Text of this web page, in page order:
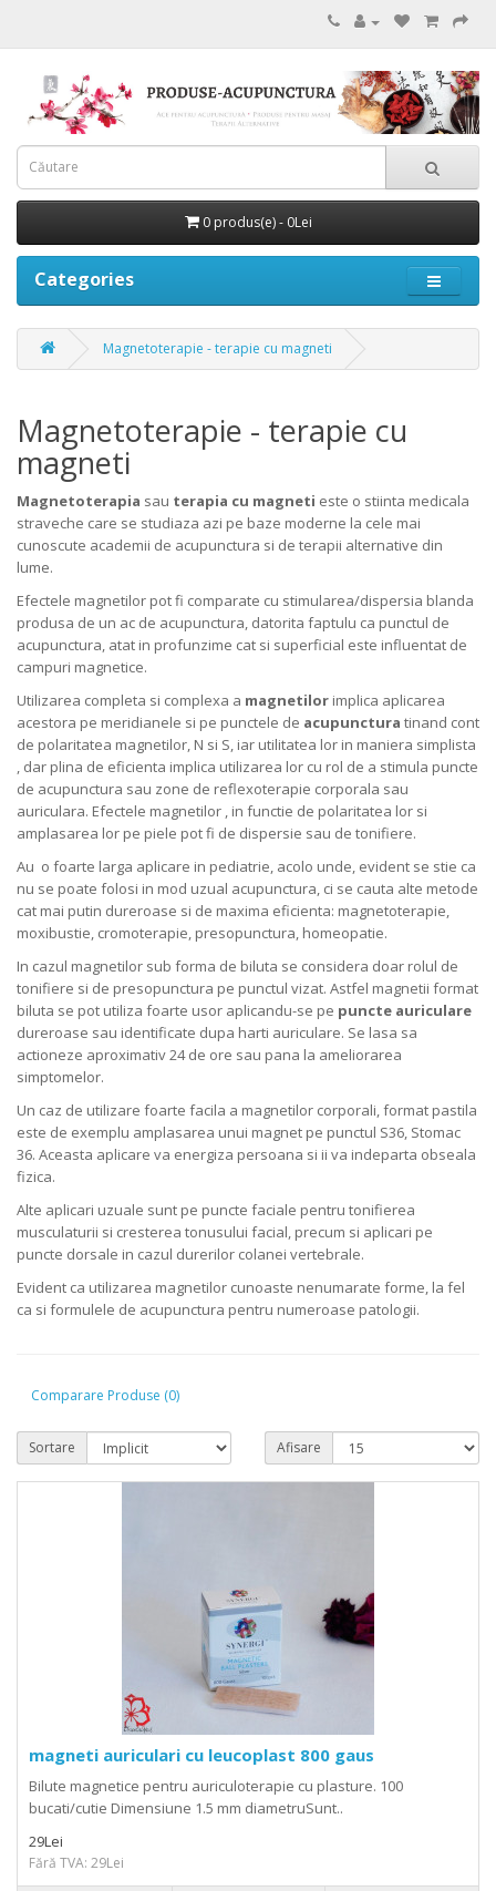
0 produs(e) - 0Lei
Categories
Magnetoterapie - terapie cu magneti
Magnetoterapie - terapie cu
magneti
Magnetoterapia sau terapia cu magneti este o stiinta medicala
straveche care se studiaza azi pe baze moderne la cele mai
cunoscute academii de acupunctura si de terapii alternative din
lume.
Efectele magnetilor pot fi comparate cu stimularea/dispersia blanda
produsa de un ac de acupunctura, datorita faptulu ca punctul de
acupunctura, atat in profunzime cat si superficial este influentat de
campuri magnetice.
Utilizarea completa si complexa a magnetilor implica aplicarea
acestora pe meridianele si pe punctele de acupunctura tinand cont
de polaritatea magnetilor, N si S, iar utilitatea lor in maniera simplista
, dar plina de eficienta implica utilizarea lor cu rol de a stimula puncte
de acupunctura sau zone de reflexoterapie corporala sau
auriculara. Efectele magnetilor , in functie de polaritatea lor si
amplasarea lor pe piele pot fi de dispersie sau de tonifiere.
Au o foarte larga aplicare in pediatrie, acolo unde, evident se stie ca
nu se poate folosi in mod uzual acupunctura, ci se cauta alte metode
cat mai putin dureroase si de maxima eficienta: magnetoterapie,
moxibustie, cromoterapie, presopunctura, homeopatie.
In cazul magnetilor sub forma de biluta se considera doar rolul de
tonifiere si de presopunctura pe punctul vizat. Astfel magnetii format
biluta se pot utiliza foarte usor aplicandu-se pe puncte auriculare
dureroase sau identificate dupa harti auriculare. Se lasa sa
actioneze aproximativ 24 de ore sau pana la ameliorarea
simptomelor.
Un caz de utilizare foarte facila a magnetilor corporali, format pastila
este de exemplu amplasarea unui magnet pe punctul S36, Stomac
36. Aceasta aplicare va energiza persoana si ii va indeparta obseala
fizica.
Alte aplicari uzuale sunt pe puncte faciale pentru tonifierea
musculaturii si cresterea tonusului facial, precum si aplicari pe
puncte dorsale in cazul durerilor colanei vertebrale.
Evident ca utilizarea magnetilor cunoaste nenumarate forme, la fel
ca si formulele de acupunctura pentru numeroase patologii.
Comparare Produse (0)
Sortare Afisare
magneti auriculari cu leucoplast 800 gaus
Bilute magnetice pentru auriculoterapie cu plasture. 100
bucati/cutie Dimensiune 1.5 mm diametruSunt..
29Lei
Fără TVA: 29Lei